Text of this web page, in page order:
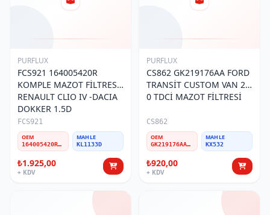
PURFLUX
FCS921 164005420R
KOMPLE MAZOT FİLTRESİ
RENAULT CLIO IV -DACIA
DOKKER 1.5D
FCS921
OEM
164005420R-164000862R
MAHLE
KL1133D
₺1.925,00
+ KDV
PURFLUX
CS862 GK219176AA FORD
TRANSİT CUSTOM VAN 2-
0 TDCİ MAZOT FİLTRESİ
CS862
OEM
GK219176AA-GK219C180AC-2005485-2005767-2319885-2358867
MAHLE
KX532
₺920,00
+ KDV